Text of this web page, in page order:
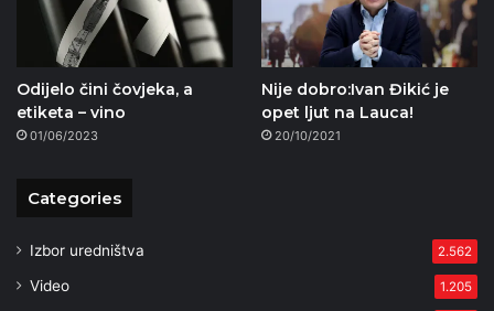
Odijelo čini čovjeka, a
etiketa – vino
01/06/2023
Nije dobro:Ivan Đikić je
opet ljut na Lauca!
20/10/2021
Categories
Izbor uredništva 2.562
Video 1.205